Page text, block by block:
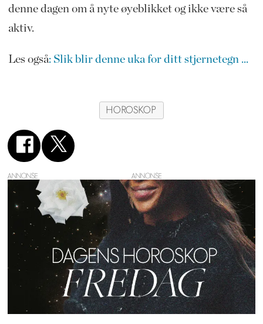
denne dagen om å nyte øyeblikket og ikke være så
aktiv.
Les også: Slik blir denne uka for ditt stjernetegn ...
HOROSKOP
ANNONSE